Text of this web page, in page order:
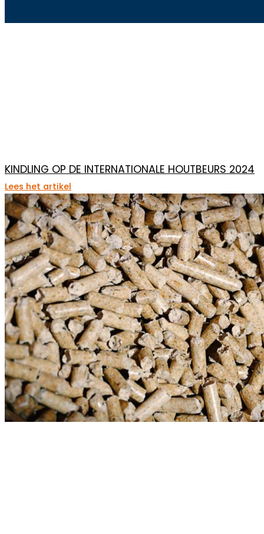
KINDLING OP DE INTERNATIONALE HOUTBEURS 2024
Lees het artikel